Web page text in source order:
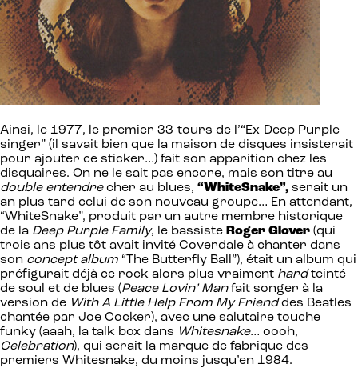
Ainsi, le 1977, le premier 33-tours de l’“Ex-Deep Purple
singer” (il savait bien que la maison de disques insisterait
pour ajouter ce sticker…) fait son apparition chez les
disquaires. On ne le sait pas encore, mais son titre au
double entendrecher au blues, “WhiteSnake”, serait un
an plus tard celui de son nouveau groupe… En attendant,
“WhiteSnake”, produit par un autre membre historique
de la Deep Purple Family, le bassiste Roger Glover (qui
trois ans plus tôt avait invité Coverdale à chanter dans
son concept album “The Butterfly Ball”), était un album qui
préfigurait déjà ce rock alors plus vraiment hardteinté
de soul et de blues (Peace Lovin’ Manfait songer à la
version de With A Little Help From My Frienddes Beatles
chantée par Joe Cocker), avec une salutaire touche
funky (aaah, la talk box dans Whitesnake… oooh,
Celebration), qui serait la marque de fabrique des
premiers Whitesnake, du moins jusqu’en 1984.